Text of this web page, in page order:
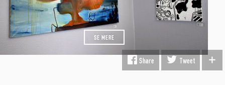
SE MERE